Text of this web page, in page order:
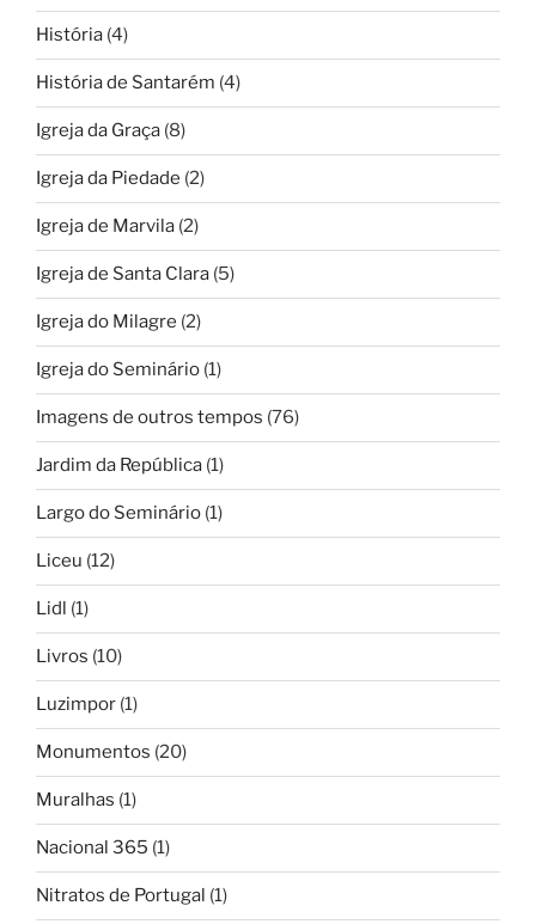
História (4)
História de Santarém (4)
Igreja da Graça (8)
Igreja da Piedade (2)
Igreja de Marvila (2)
Igreja de Santa Clara (5)
Igreja do Milagre (2)
Igreja do Seminário (1)
Imagens de outros tempos (76)
Jardim da República (1)
Largo do Seminário (1)
Liceu (12)
Lidl (1)
Livros (10)
Luzimpor (1)
Monumentos (20)
Muralhas (1)
Nacional 365 (1)
Nitratos de Portugal (1)